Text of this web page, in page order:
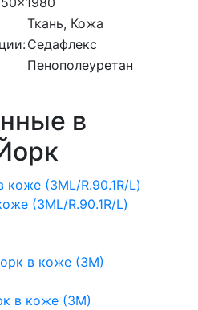
Ткань, Кожа
Седафлекс
Пенополеуретан
в
(3МL/R.90.1R/L)
в коже (3M)